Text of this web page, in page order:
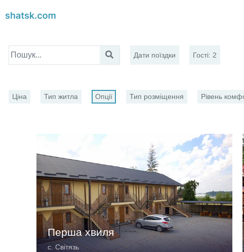
Дати поїздки Гості: 2
Ціна Тип житла Опції Тип розміщення Рівень
Перша хвиля
с. Світязь